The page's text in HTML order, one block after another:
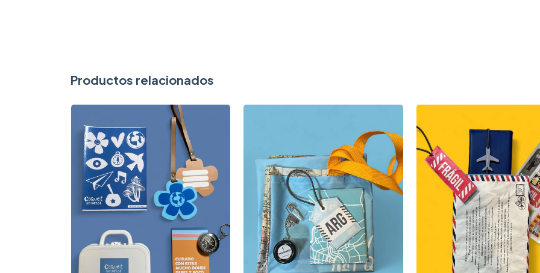
Productos relacionados